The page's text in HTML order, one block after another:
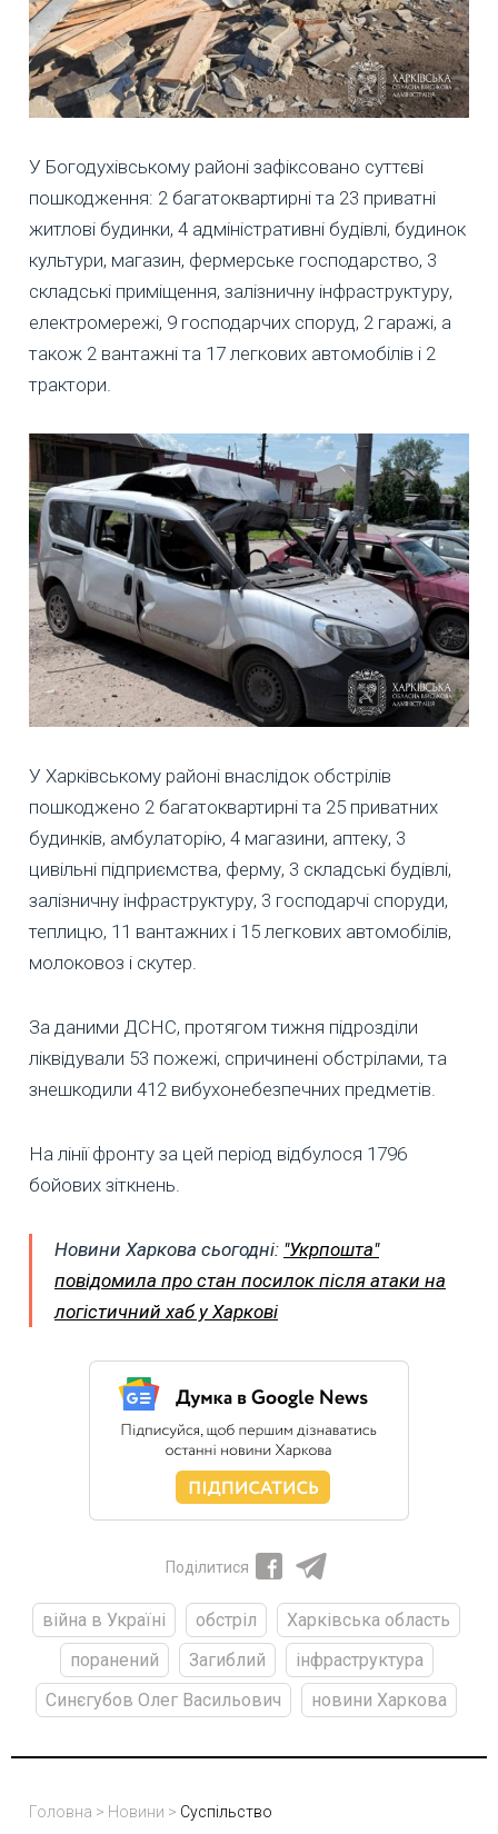
У Богодухівському районі зафіксовано суттєві
пошкодження: 2 багатоквартирні та 23 приватні
житлові будинки, 4 адміністративні будівлі, будинок
культури, магазин, фермерське господарство, 3
складські приміщення, залізничну інфраструктуру,
електромережі, 9 господарчих споруд, 2 гаражі, а
також 2 вантажні та 17 легкових автомобілів і 2
трактори.
У Харківському районі внаслідок обстрілів
пошкоджено 2 багатоквартирні та 25 приватних
будинків, амбулаторію, 4 магазини, аптеку, 3
цивільні підприємства, ферму, 3 складські будівлі,
залізничну інфраструктуру, 3 господарчі споруди,
теплицю, 11 вантажних і 15 легкових автомобілів,
молоковоз і скутер.
За даними ДСНС, протягом тижня підрозділи
ліквідували 53 пожежі, спричинені обстрілами, та
знешкодили 412 вибухонебезпечних предметів.
На лінії фронту за цей період відбулося 1796
бойових зіткнень.
Новини Харкова сьогодні: "Укрпошта"
повідомила про стан посилок після атаки на
логістичний хаб у Харкові
Поділитися
війна в Україні обстріл
Харківська область
поранений
Загиблий
інфраструктура
Синєгубов Олег Васильович
новини Харкова
Головна > Новини > Суспільство